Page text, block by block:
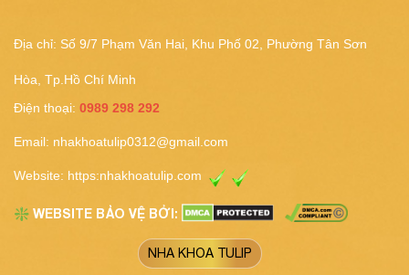
Địa chỉ: Số 9/7 Phạm Văn Hai, Khu Phố 02, Phường Tân Sơn
Hòa, Tp.Hồ Chí Minh
Điện thoại: 0989 298 292
Email: nhakhoatulip0312@gmail.com
Website: https:nhakhoatulip.com
❇️ WEBSITE BẢO VỆ BỞI:
NHA KHOA TULIP